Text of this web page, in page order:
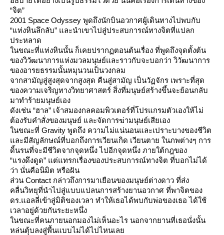
“จิต”
2001 Space Odyssey พูดถึงนักบินอวกาศผู้เดินทางไปพบกับ
“แท่งหินลึกลับ” และนำเขาไปสู่ประสบการณ์ทางจิตที่แปลก
ประหลาด
นขณะที่แท่งหินนั้น ก็เคยปรากฏตอนต้นเรื่อง ที่พูดถึงจุดตั้งต้น
ของวิวัฒนาการแห่งมวลมนุษย์และราวกับจะบอกว่า วิวัฒนาการ
ของอารยธรรมนั้นหมุนวนเป็นวงกลม
จากสามัญสู่สูงสุดจากสูงสุด คืนสู่สามัญ เป็นวัฏจักร เพราะที่สุด
ของความเจริญทางวิทยาศาสตร์ สิ่งที่มนุษย์สร้างขึ้นจะย้อนกลับ
มาทำร้ายมนุษย์เอง
ดังเช่น “ฮาล” เจ้าสมองกลคอมพิวเตอร์ที่โปรแกรมตัวเองให้ไม่
ต้องรับคำสั่งของมนุษย์ และจัดการฆ่ามนุษย์เสียเอง
นขณะที่ Gravity พูดถึง ความไม่แน่นอนและเปราะบางของชีวิต
ละมีสัญลักษณ์ที่บอกถึงการเวียนเกิด เวียนตาย ในภพต่างๆ การ
ดิ้นรนที่จะมีชีวิตจากจุดหนึ่ง ไปอีกจุดหนึ่ง ภายใต้กฎของ
“แรงดึงดูด” ต่แทรกเรื่องของประสบการณ์ทางจิต ที่บอกไม่ได้
ว่า นั่นคือนิมิต หรือฝัน
ส่วน Contact กล่าวถึงการมาเยือนของมนุษย์ต่างดาว ที่ส่ง
คลื่นวิทยุที่นำไปสู่แบบแปลนการสร้างยานอวกาศ ที่พาจิตของ
ดร.แอลลี่เข้าสู่มิติของเวลา ทำให้เธอได้พบกับพ่อของเธอ ได้ใช้
เวลาอยู่ด้วยกันระยะหนึ่ง
นขณะที่คนภายนอกมองไม่เห็นอะไร นอกจากยานที่เธอนั่งนั้น
หล่นตุ้บลงสู่พื้นแบบไม่ได้ไปไหนเล